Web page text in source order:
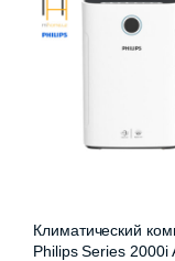
560
Опции
товара.
Климатический
Philips Series 2000i